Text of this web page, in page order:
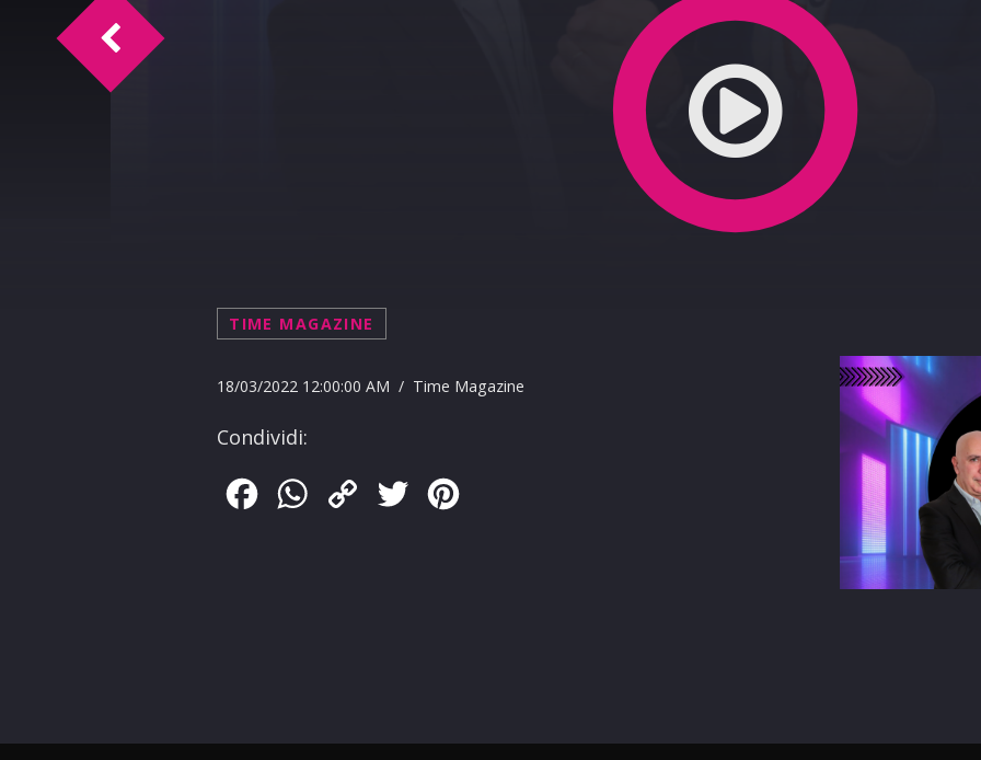
TIME MAGAZINE
18/03/2022 12:00:00 AM / Time Magazine
Condividi:
FacebookWhatsApp
Copy
Twitter
Time Magazine intervista Michele PISTONE RE